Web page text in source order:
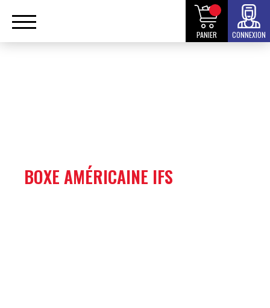
PANIER CONNEXION
BOXE AMÉRICAINE IFS